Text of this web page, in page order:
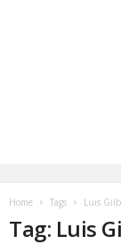
Home Tags Luis
Tag: Luis